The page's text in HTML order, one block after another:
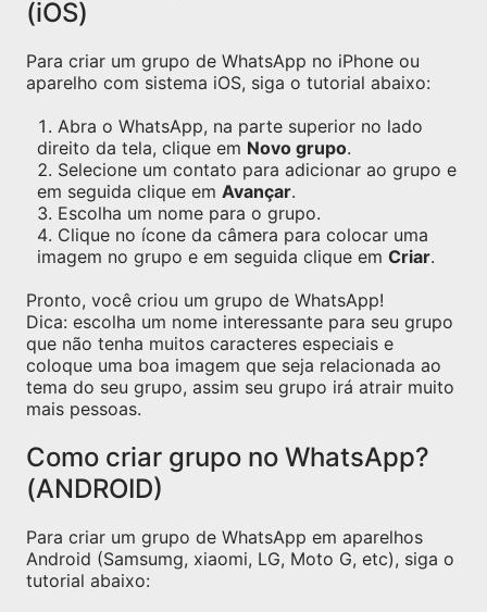
(iOS)
Para criar um grupo de WhatsApp no iPhone ou
aparelho com sistema iOS, siga o tutorial abaixo:
Abra o WhatsApp, na parte superior no lado
direito da tela, clique em Novo grupo.
Selecione um contato para adicionar ao grupo e
em seguida clique em Avançar.
Escolha um nome para o grupo.
Clique no ícone da câmera para colocar uma
imagem no grupo e em seguida clique em Criar.
Pronto, você criou um grupo de WhatsApp!
Dica: escolha um nome interessante para seu grupo
que não tenha muitos caracteres especiais e
coloque uma boa imagem que seja relacionada ao
tema do seu grupo, assim seu grupo irá atrair muito
mais pessoas.
Como criar grupo no WhatsApp?
(ANDROID)
Para criar um grupo de WhatsApp em aparelhos
Android (Samsumg, xiaomi, LG, Moto G, etc), siga o
tutorial abaixo: